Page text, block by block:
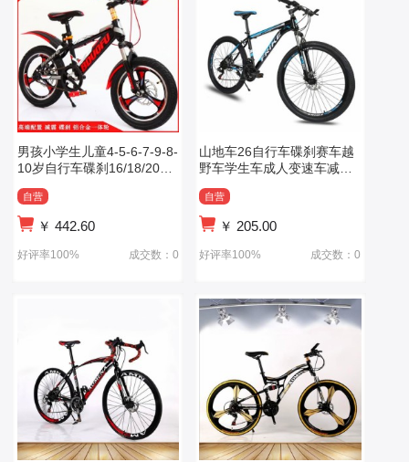
男孩小学生儿童4-5-6-7-9-8-
10岁自行车碟刹16/18/20寸
自营
￥ 442.60
好评率100% 成交数：0
山地车26自行车碟刹赛车越
野车学生车成人变速车减震
自营
￥ 205.00
好评率100% 成交数：0